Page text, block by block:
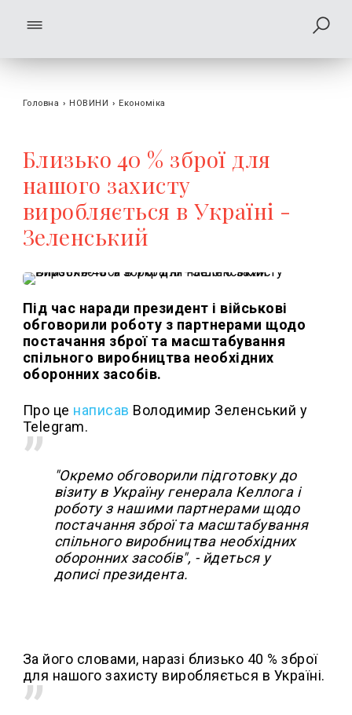
Головна › НОВИНИ › Економіка
Близько 40 % зброї для
нашого захисту
виробляється в Україні -
Зеленський
Під час наради президент і військові
обговорили роботу з партнерами щодо
постачання зброї та масштабування
спільного виробництва необхідних
оборонних засобів.
Про це написав Володимир Зеленський у
Telegram.
"Окремо обговорили підготовку до
візиту в Україну генерала Келлога і
роботу з нашими партнерами щодо
постачання зброї та масштабування
спільного виробництва необхідних
оборонних засобів", - йдеться у
дописі президента.
За його словами, наразі близько 40 % зброї
для нашого захисту виробляється в Україні.